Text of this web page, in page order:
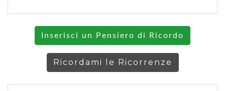
Inserisci un Pensiero di Ricordo
Ricordami le Ricorrenze